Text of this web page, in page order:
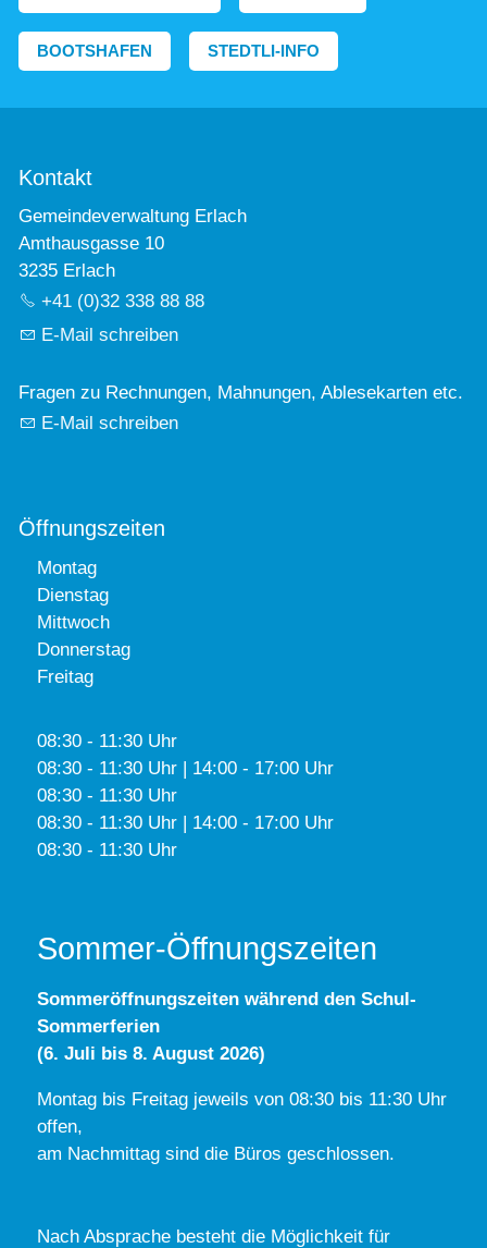
BOOTSHAFEN STEDTLI-INFO
Kontakt
Gemeindeverwaltung Erlach
Amthausgasse 10
3235 Erlach
+41 (0)32 338 88 88
E-Mail schreiben
Fragen zu Rechnungen, Mahnungen, Ablesekarten etc.
E-Mail schreiben
Öffnungszeiten
Montag
Dienstag
Mittwoch
Donnerstag
Freitag
08:30 - 11:30 Uhr
08:30 - 11:30 Uhr | 14:00 - 17:00 Uhr
08:30 - 11:30 Uhr
08:30 - 11:30 Uhr | 14:00 - 17:00 Uhr
08:30 - 11:30 Uhr
Sommer-Öffnungszeiten
Sommeröffnungszeiten während den Schul-
Sommerferien
(6. Juli bis 8. August 2026)
Montag bis Freitag jeweils von 08:30 bis 11:30 Uhr
offen,
am Nachmittag sind die Büros geschlossen.
Nach Absprache besteht die Möglichkeit für